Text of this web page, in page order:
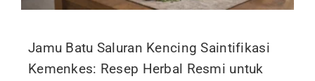
Jamu Batu Saluran Kencing Saintifikasi
Kemenkes: Resep Herbal Resmi untuk